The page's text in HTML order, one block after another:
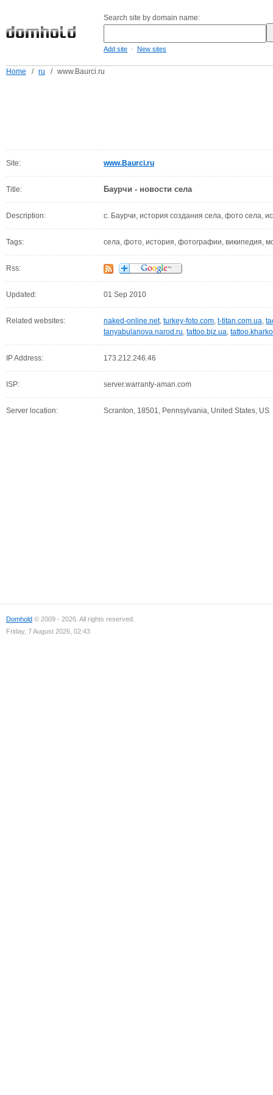
Search site by domain name:
Add site - New sites
Home / ru / www.Baurci.ru
Site: www.Baurci.ru
Title: Баурчи - новости села
Description: с. Баурчи, история создания села, фото села,
Tags: села, фото, история, фотографии, википедия,
Rss:
Updated: 01 Sep 2010
Related websites: naked-online.net, turkey-foto.com, t-titan.com.ua,
tanyabulanova.narod.ru, tattoo.biz.ua,
IP Address: 173.212.246.46
ISP: server.warranty-aman.com
Server location: Scranton, 18501, Pennsylvania, United States, US
Domhold © 2009 - 2026. All rights reserved.
Friday, 7 August 2026, 02:43